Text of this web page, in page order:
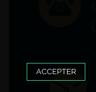
ACCEPTER